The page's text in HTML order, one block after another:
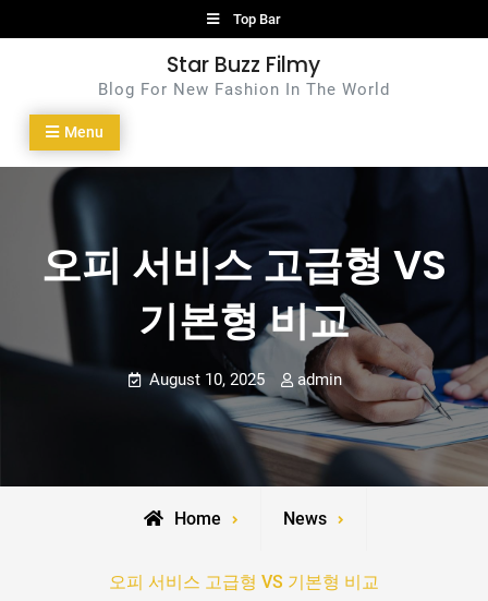
to
Top Bar
Star Buzz Filmy
Blog For New Fashion In The World
Menu
오피 서비스 고급형 VS
기본형 비교
August 10, 2025 admin
Home News
오피 서비스 고급형 VS 기본형 비교